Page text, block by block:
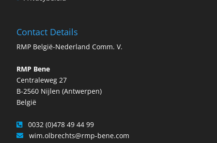
Contact Details
RMP België-Nederland Comm. V.
RMP Bene
Centraleweg 27
B-2560 Nijlen (Antwerpen)
België
0032 (0)478 49 44 99
wim.olbrechts@rmp-bene.com